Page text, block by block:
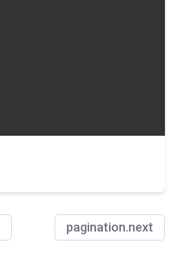
pagination.next